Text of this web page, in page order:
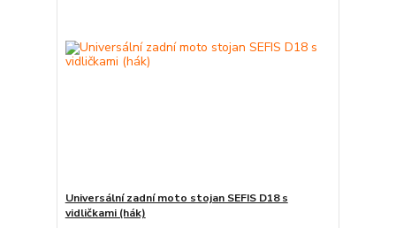
Universální zadní moto stojan SEFIS D18 s
vidličkami (hák)